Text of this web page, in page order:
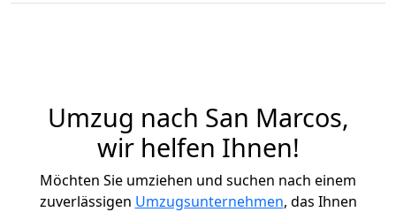
Umzug nach San Marcos,
wir helfen Ihnen!
Möchten Sie umziehen und suchen nach einem
zuverlässigen Umzugsunternehmen, das Ihnen